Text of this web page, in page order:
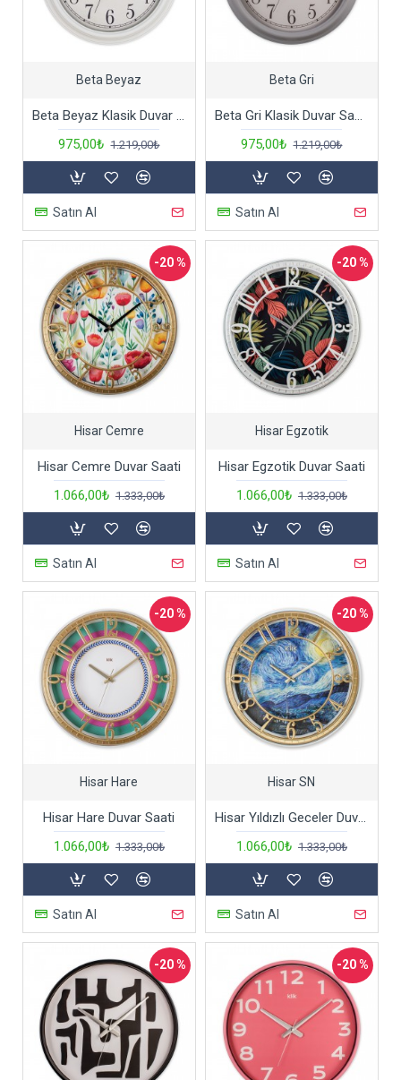
Beta Beyaz
Beta Beyaz Klasik Duvar Saati
975,00₺ 1.219,00₺
Satın Al
Beta Gri
Beta Gri Klasik Duvar Saati
975,00₺ 1.219,00₺
Satın Al
-20 %
Hisar Cemre
Hisar Cemre Duvar Saati
1.066,00₺ 1.333,00₺
Satın Al
-20 %
Hisar Egzotik
Hisar Egzotik Duvar Saati
1.066,00₺ 1.333,00₺
Satın Al
-20 %
Hisar Hare
Hisar Hare Duvar Saati
1.066,00₺ 1.333,00₺
Satın Al
-20 %
Hisar SN
Hisar Yıldızlı Geceler Duvar Saati
1.066,00₺ 1.333,00₺
Satın Al
-20 % -20 %